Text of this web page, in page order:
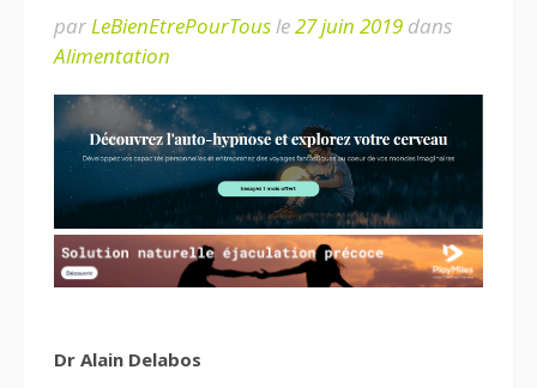
parLeBienEtrePourTousle27 juin 2019 dans
Alimentation
Dr Alain Delabos